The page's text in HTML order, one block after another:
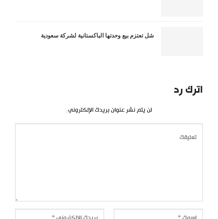
شل تعتزم بيع وحدتها الباكستانية لشركة سعودية
اترك رد
لن يتم نشر عنوان بريدك الإلكتروني.